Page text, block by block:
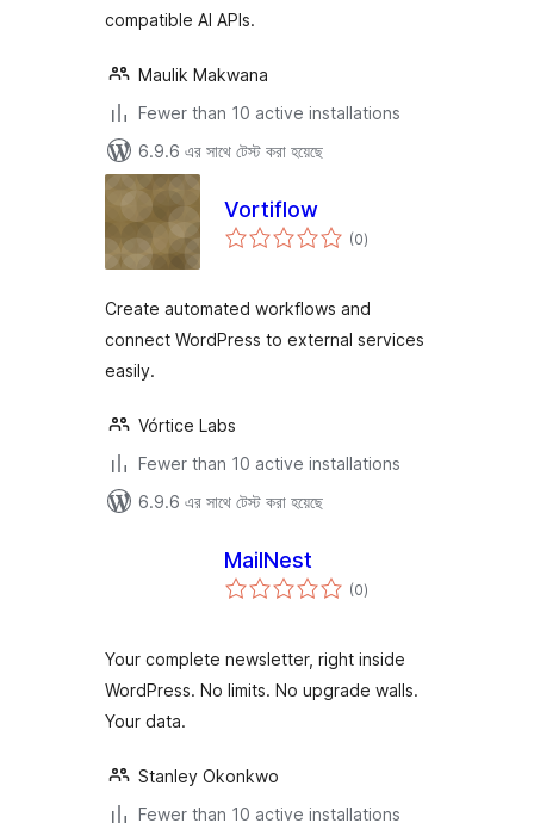
compatible AI APIs.
Maulik Makwana
Fewer than 10 active installations
6.9.6 এর সাথে টেস্ট করা হয়েছে
Vortiflow
(0total
ratings
)
Create automated workflows and
connect WordPress to external services
easily.
Vórtice Labs
Fewer than 10 active installations
6.9.6 এর সাথে টেস্ট করা হয়েছে
MailNest
(0total
ratings
)
Your complete newsletter, right inside
WordPress. No limits. No upgrade walls.
Your data.
Stanley Okonkwo
Fewer than 10 active installations